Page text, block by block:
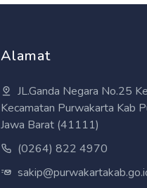
Alamat
JL.Ganda Negara No.25
Kecamatan Purwakarta Kab
Jawa Barat (41111)
(0264) 822 4970